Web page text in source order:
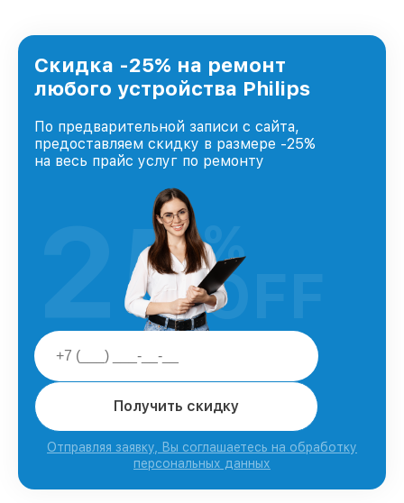
Нижнем Новгороде, постоянно повышая
уровень доверия и лояльности наших
клиентов.
Скидка -25% на ремонт
любого устройства Philips
По предварительной записи с сайта,
предоставляем скидку в размере -25%
на весь прайс услуг по ремонту
Получить скидку
Отправляя заявку, Вы соглашаетесь на обработку
персональных данных
25%
OFF